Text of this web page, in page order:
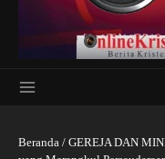
Beranda / GEREJA DAN